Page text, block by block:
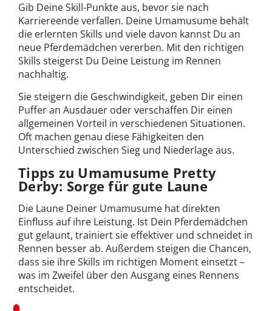
Gib Deine Skill-Punkte aus, bevor sie nach
Karriereende verfallen. Deine Umamusume behält
die erlernten Skills und viele davon kannst Du an
neue Pferdemädchen vererben. Mit den richtigen
Skills steigerst Du Deine Leistung im Rennen
nachhaltig.
Sie steigern die Geschwindigkeit, geben Dir einen
Puffer an Ausdauer oder verschaffen Dir einen
allgemeinen Vorteil in verschiedenen Situationen.
Oft machen genau diese Fähigkeiten den
Unterschied zwischen Sieg und Niederlage aus.
Tipps zu Umamusume Pretty
Derby: Sorge für gute Laune
Die Laune Deiner Umamusume hat direkten
Einfluss auf ihre Leistung. Ist Dein Pferdemädchen
gut gelaunt, trainiert sie effektiver und schneidet in
Rennen besser ab. Außerdem steigen die Chancen,
dass sie ihre Skills im richtigen Moment einsetzt –
was im Zweifel über den Ausgang eines Rennens
entscheidet.